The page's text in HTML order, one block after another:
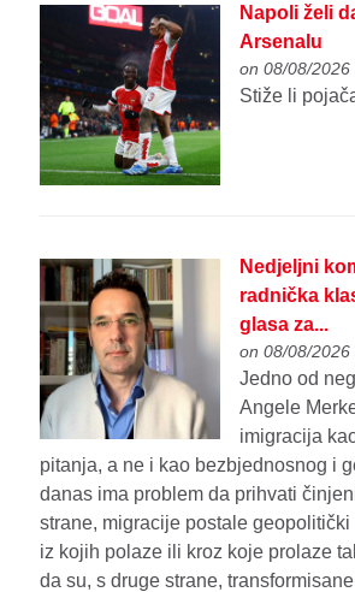
Napoli želi
Arsenalu
on 08/08/2026
Stiže li
Nedjeljni
radnička
glasa za...
on 08/08/2026
Jedno od
Angele
imigracija
pitanja, a ne i kao bezbjednosnog i
danas ima problem da prihvati
strane, migracije postale geopolitički
iz kojih polaze ili kroz koje prolaze
da su, s druge strane,